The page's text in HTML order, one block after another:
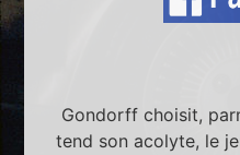
Gondorff choisit,
tend son acolyte, le